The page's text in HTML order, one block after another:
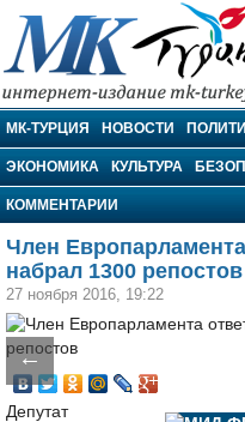
МК-Турция
МК-ТУРЦИЯ НОВОСТИ
ЭКОНОМИКА КУЛЬТУРА
КОММЕНТАРИИ
Член
набрал 1300 репостов
27 ноября 2016, 19:22
←
Депутат